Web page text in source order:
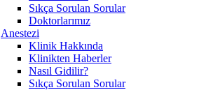
Sıkça Sorulan Sorular
Doktorlarımız
Anestezi
Klinik Hakkında
Klinikten Haberler
Nasıl Gidilir?
Sıkça Sorulan Sorular